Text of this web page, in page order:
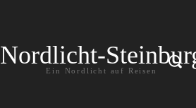
Nordlicht-
Ein Nordlicht auf Reisen